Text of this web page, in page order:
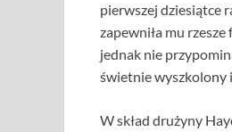
pierwszej dziesiątce
zapewniła mu
jednak nie
świetnie wyszkolony
W skład drużyny